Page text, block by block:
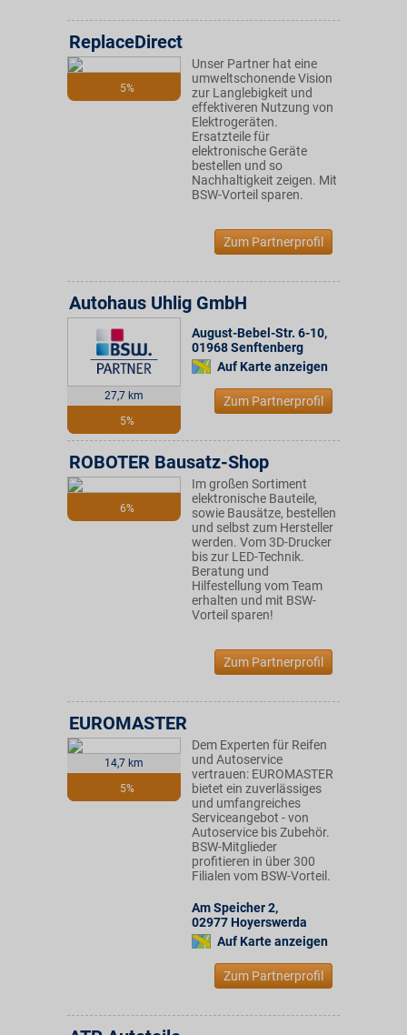
5%
ReplaceDirect
Unser Partner hat eine
umweltschonende Vision
zur Langlebigkeit und
effektiveren Nutzung von
Elektrogeräten.
Ersatzteile für
elektronische Geräte
bestellen und so
Nachhaltigkeit zeigen. Mit
BSW-Vorteil sparen.
Zum Partnerprofil
27,7 km
5%
Autohaus Uhlig GmbH
August-Bebel-Str. 6-10,
01968Senftenberg
Auf Karte anzeigen
Zum Partnerprofil
6%
ROBOTER Bausatz-Shop
Im großen Sortiment
elektronische Bauteile,
sowie Bausätze, bestellen
und selbst zum Hersteller
werden. Vom 3D-Drucker
bis zur LED-Technik.
Beratung und
Hilfestellung vom Team
erhalten und mit BSW-
Vorteil sparen!
Zum Partnerprofil
14,7 km
5%
EUROMASTER
Dem Experten für Reifen
und Autoservice
vertrauen: EUROMASTER
bietet ein zuverlässiges
und umfangreiches
Serviceangebot - von
Autoservice bis Zubehör.
BSW-Mitglieder
profitieren in über 300
Filialen vom BSW-Vorteil.
Am Speicher 2,
02977 Hoyerswerda
Auf Karte anzeigen
Zum Partnerprofil